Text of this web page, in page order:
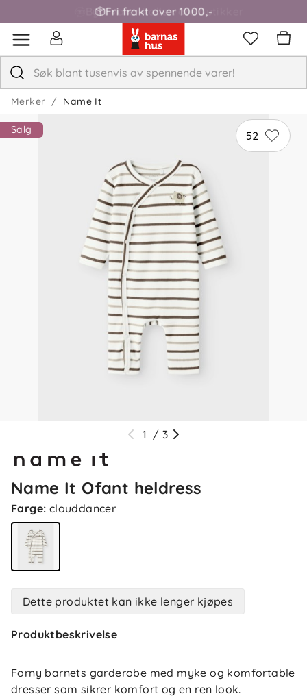
Fri frakt over 1000,-
Merker Name It
52
Salg
1 / 3
Name It Ofant heldress
Farge: clouddancer
Dette produktet kan ikke lenger kjøpes
Produktbeskrivelse
Forny barnets garderobe med myke og komfortable
dresser som sikrer komfort og en ren look.